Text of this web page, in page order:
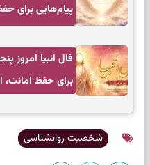
پیام‌هایی برای
برای حفظ
شخصیت روانشناسی